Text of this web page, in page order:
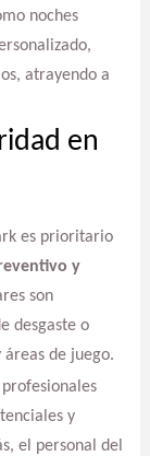
noches
atrayendo a
en
es prioritario
y
son
desgaste o
de juego.
y
el personal del